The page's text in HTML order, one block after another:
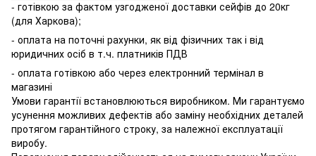
- готівкою за фактом узгодженої доставки сейфів до 20кг
(для Харкова);
- оплата на поточні рахунки, як від фізичних так і від
юридичних осіб в т.ч. платників ПДВ
- оплата готівкою або через електронний термінал в
магазині
Умови гарантії встановлюються виробником. Ми гарантуємо
усунення можливих дефектів або заміну необхідних деталей
протягом гарантійного строку, за належної експлуатації
виробу.